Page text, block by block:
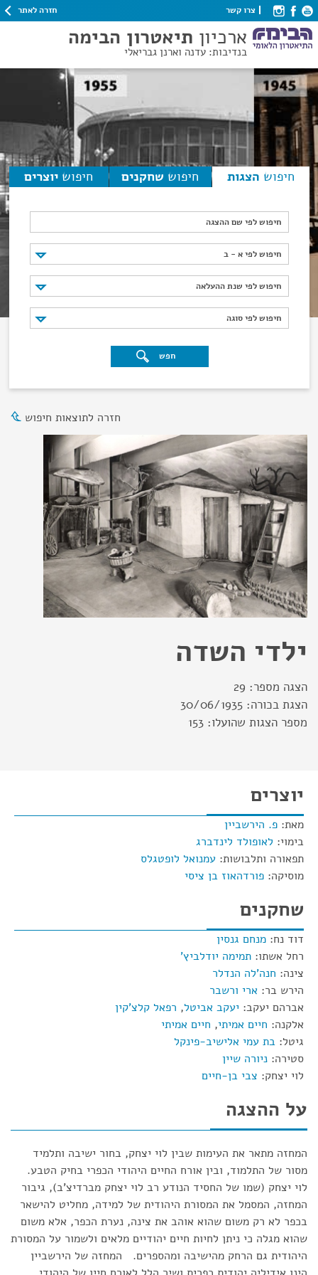
צרו קשר חזרה לאתר
ארכיון תיאטרון הבימה
בנדיבות: עדנה וארנן גבריאלי
חיפוש הצגות חיפוש שחקנים חיפוש יוצרים
חיפוש לפי שם ההצגה
חיפוש לפי א - ב
חיפוש לפי א - ב
חיפוש לפי שנת ההעלאה
חיפוש לפי שנת ההעלאה
חיפוש לפי סוגה
חיפוש לפי סוגה
חפש
חזרה לתוצאות חיפוש
ילדי השדה
הצגה מספר: 29
הצגת בכורה: 30/06/1935
מספר הצגות שהועלו: 153
יוצרים
מאת: פ. הירשביין
בימוי: לאופולד לינדברג
תפאורה ותלבושות: עמנואל לופטגלס
מוסיקה: פורדהאוז בן ציסי
שחקנים
דוד נח: מנחם גנסין
רחל אשתו: תמימה יודלביץ'
צינה: חנה'לה הנדלר
הירש בר: ארי ורשבר
אברהם יעקב: יעקב אביטל, רפאל קלצ'קין
אלקנה: חיים אמיתי, חיים אמיתי
גיטל: בת עמי אלישיב-פינקל
סטירה: ניורה שיין
לוי יצחק: צבי בן-חיים
על ההצגה
המחזה מתאר את העימות שבין לוי יצחק, בחור ישיבה ותלמיד
מסור של התלמוד, ובין אורח החיים היהודי הכפרי בחיק הטבע.
לוי יצחק (שמו של החסיד הנודע רב לוי יצחק מברדיצ'ב), גיבור
המחזה, המסמל את המסורת היהודית של למידה, מחליט להישאר
בכפר לא רק משום שהוא אוהב את צינה, נערת הכפר, אלא משום
שהוא מגלה כי ניתן לחיות חיים יהודיים מלאים ולשמור על המסורת
היהודית גם הרחק מהישיבה ומהספרים. המחזה של הירשביין